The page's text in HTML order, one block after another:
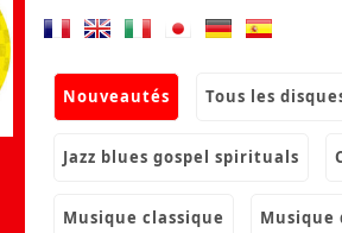
nouveautés tous les
jazz blues gospel spirituals
musique classique